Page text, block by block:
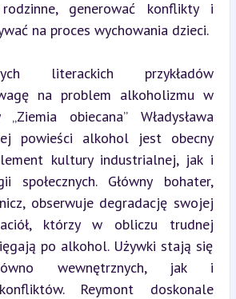
generować konflikty i
na proces wychowania dzieci.
literackich przykładów
na problem alkoholizmu w
obiecana” Władysława
powieści alkohol jest obecny
kultury industrialnej, jak i
społecznych. Główny bohater,
obserwuje degradację swojej
którzy w obliczu trudnej
po alkohol. Używki stają się
wewnętrznych, jak i
Reymont doskonale